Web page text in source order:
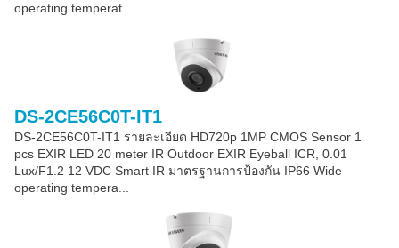
operating temperat...
DS-2CE56C0T-IT1
DS-2CE56C0T-IT1 รายละเอียด HD720p 1MP CMOS Sensor 1
pcs EXIR LED 20 meter IR Outdoor EXIR Eyeball ICR, 0.01
Lux/F1.2 12 VDC Smart IR มาตรฐานการป้องกัน IP66 Wide
operating tempera...